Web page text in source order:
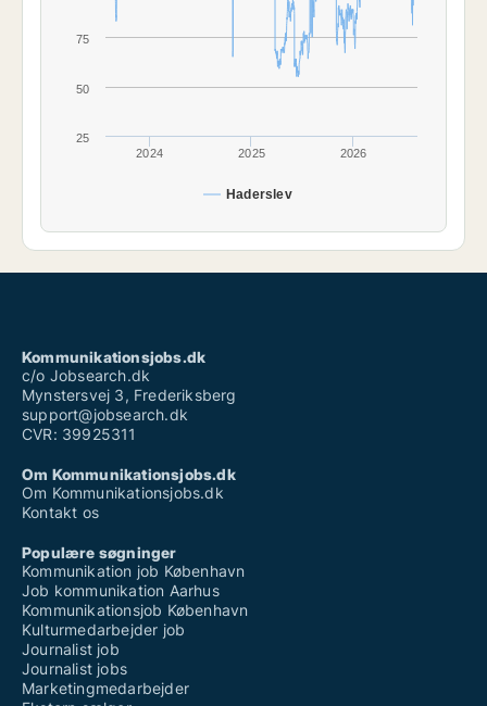
Haderslev
2024 2025 2026
25
50
75
Kommunikationsjobs.dk
c/o Jobsearch.dk
Mynstersvej 3, Frederiksberg
support@jobsearch.dk
CVR: 39925311
Om Kommunikationsjobs.dk
Om Kommunikationsjobs.dk
Kontakt os
Populære søgninger
Kommunikation job København
Job kommunikation Aarhus
Kommunikationsjob København
Kulturmedarbejder job
Journalist job
Journalist jobs
Marketingmedarbejder